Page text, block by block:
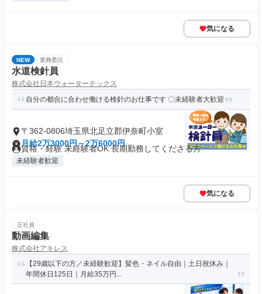
気になる
NEW 業務委託
水道検針員
株式会社日本ウォーターテックス
自分の都合に合わせ働ける検針のお仕事です 〇未経験者大歓迎
〒362-0806埼玉県北足立郡伊奈町小室
月給2万3000円～2万6000円
資格・経験 未経験者OK 長期勤務してくださる方
未経験者歓迎
気になる
正社員
動画編集
株式会社アキレス
【29歳以下の方／未経験歓迎】髪色・ネイル自由｜土日祝休み｜
年間休日125日｜月給35万円...